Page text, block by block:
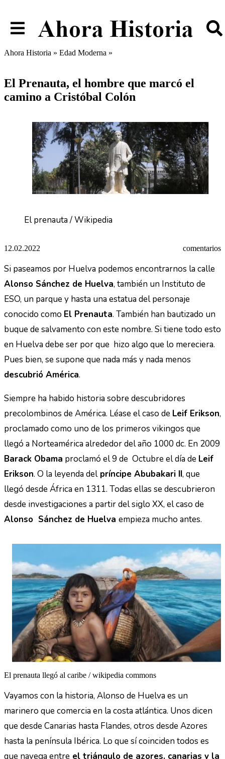
Ahora Historia » Edad Moderna »
El Prenauta, el hombre que marcó el
camino a Cristóbal Colón
El prenauta / Wikipedia
12.02.2022 comentarios
Si paseamos por Huelva podemos encontrarnos la calle
Alonso Sánchez de Huelva, también un Instituto de
ESO, un parque y hasta una estatua del personaje
conocido como El Prenauta. También han bautizado un
buque de salvamento con este nombre. Si tiene todo esto
en Huelva debe ser por que hizo algo que lo mereciera.
Pues bien, se supone que nada más y nada menos
descubrió América.
Siempre ha habido historia sobre descubridores
precolombinos de América. Léase el caso de Leif Erikson,
proclamado como uno de los primeros vikingos que
llegó a Norteamérica alrededor del año 1000 dc. En 2009
Barack Obama proclamó el 9 de Octubre el día de Leif
Erikson. O la leyenda delpríncipe Abubakari II, que
llegó desde África en 1311. Todas ellas se descubrieron
desde investigaciones a partir del siglo XX, el caso de
Alonso Sánchez de Huelva empieza mucho antes.
El prenauta llegó al caribe / wikipedia commons
Vayamos con la historia, Alonso de Huelva es un
marinero que comercia en la costa atlántica. Unos dicen
que desde Canarias hasta Flandes, otros desde Azores
hasta la península Ibérica. Lo que sí coinciden todos es
que navega entre el triángulo de azores, canarias y la